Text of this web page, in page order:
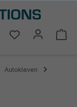
Du hast 0
Autoklaven